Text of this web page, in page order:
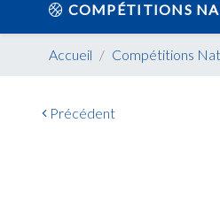
COMPÉTITIONS
Accueil Compétitions
Précédent